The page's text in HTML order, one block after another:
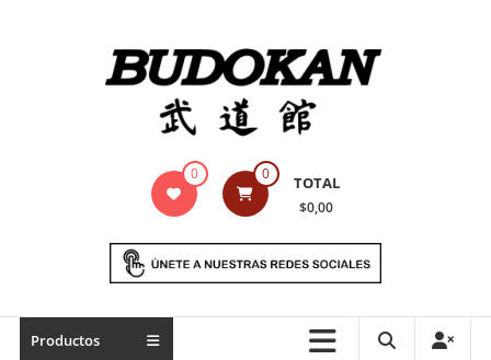
Indumentaria
marciales
Todo
0 0 TOTAL
$0,00
Productos